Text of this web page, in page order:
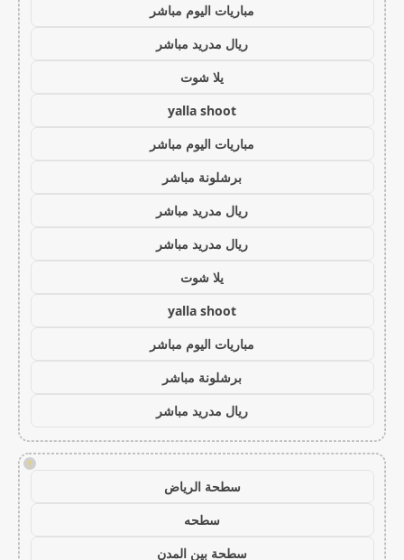
مباريات اليوم مباشر
ريال مدريد مباشر
يلا شوت
yalla shoot
مباريات اليوم مباشر
برشلونة مباشر
ريال مدريد مباشر
ريال مدريد مباشر
يلا شوت
yalla shoot
مباريات اليوم مباشر
برشلونة مباشر
ريال مدريد مباشر
!
سطحة الرياض
سطحه
سطحة بين المدن